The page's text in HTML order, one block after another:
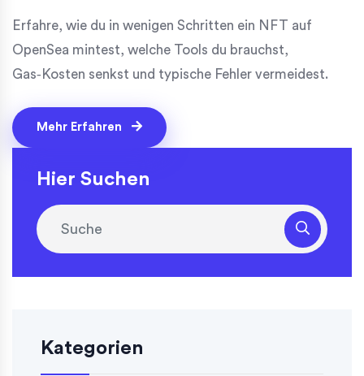
Erfahre, wie du in wenigen Schritten ein NFT auf
OpenSea mintest, welche Tools du brauchst,
Gas‑Kosten senkst und typische Fehler vermeidest.
Mehr Erfahren
Hier Suchen
Kategorien